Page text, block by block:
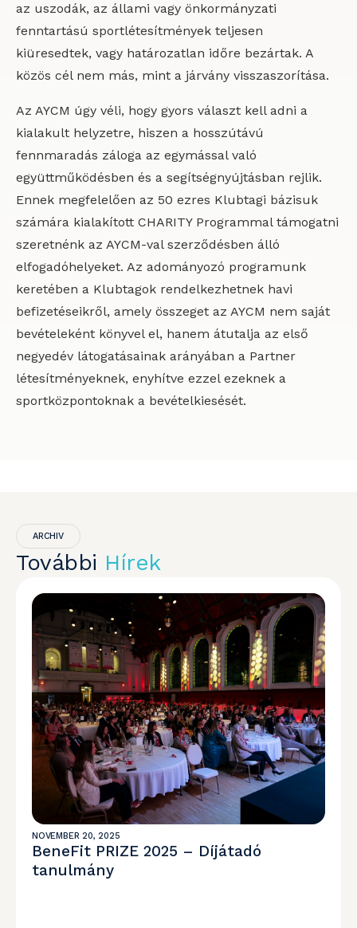
az uszodák, az állami vagy önkormányzati
fenntartású sportlétesítmények teljesen
kiüresedtek, vagy határozatlan időre bezártak. A
közös cél nem más, mint a járvány visszaszorítása.
Az AYCM úgy véli, hogy gyors választ kell adni a
kialakult helyzetre, hiszen a hosszútávú
fennmaradás záloga az egymással való
együttműködésben és a segítségnyújtásban rejlik.
Ennek megfelelően az 50 ezres Klubtagi bázisuk
számára kialakított CHARITY Programmal támogatni
szeretnénk az AYCM-val szerződésben álló
elfogadóhelyeket. Az adományozó programunk
keretében a Klubtagok rendelkezhetnek havi
befizetéseikről, amely összeget az AYCM nem saját
bevételeként könyvel el, hanem átutalja az első
negyedév látogatásainak arányában a Partner
létesítményeknek, enyhítve ezzel ezeknek a
sportközpontoknak a bevételkiesését.
ARCHIV
További Hírek
NOVEMBER 20, 2025
BeneFit PRIZE 2025 – Díjátadó
tanulmány